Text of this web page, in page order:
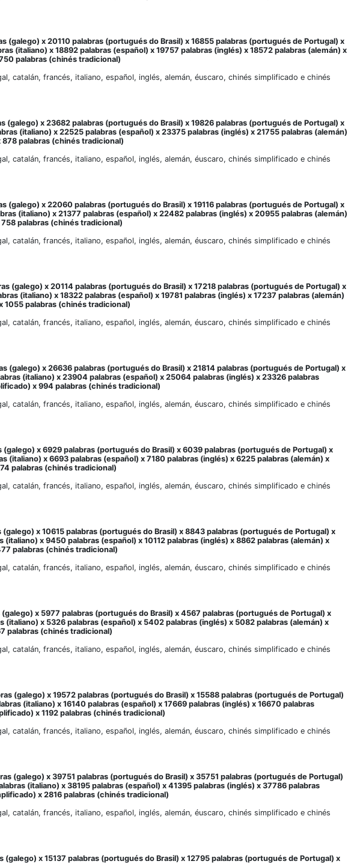
(galego) x 20110 palabras (portugués do Brasil) x 16855 palabras (portugués de Portugal) x
(italiano) x 18892 palabras (español) x 19757 palabras (inglés) x 18572 palabras (alemán) x
palabras (chinés tradicional)
catalán, francés, italiano, español, inglés, alemán, éuscaro, chinés simplificado e chinés
(galego) x 23682 palabras (portugués do Brasil) x 19826 palabras (portugués de Portugal) x
(italiano) x 22525 palabras (español) x 23375 palabras (inglés) x 21755 palabras (alemán)
palabras (chinés tradicional)
catalán, francés, italiano, español, inglés, alemán, éuscaro, chinés simplificado e chinés
(galego) x 22060 palabras (portugués do Brasil) x 19116 palabras (portugués de Portugal) x
(italiano) x 21377 palabras (español) x 22482 palabras (inglés) x 20955 palabras (alemán)
palabras (chinés tradicional)
catalán, francés, italiano, español, inglés, alemán, éuscaro, chinés simplificado e chinés
(galego) x 20114 palabras (portugués do Brasil) x 17218 palabras (portugués de Portugal) x
(italiano) x 18322 palabras (español) x 19781 palabras (inglés) x 17237 palabras (alemán)
1055 palabras (chinés tradicional)
catalán, francés, italiano, español, inglés, alemán, éuscaro, chinés simplificado e chinés
(galego) x 26636 palabras (portugués do Brasil) x 21814 palabras (portugués de Portugal) x
(italiano) x 23904 palabras (español) x 25064 palabras (inglés) x 23326 palabras
x 994 palabras (chinés tradicional)
catalán, francés, italiano, español, inglés, alemán, éuscaro, chinés simplificado e chinés
x 6929 palabras (portugués do Brasil) x 6039 palabras (portugués de Portugal) x
x 6693 palabras (español) x 7180 palabras (inglés) x 6225 palabras (alemán) x
palabras (chinés tradicional)
catalán, francés, italiano, español, inglés, alemán, éuscaro, chinés simplificado e chinés
x 10615 palabras (portugués do Brasil) x 8843 palabras (portugués de Portugal) x
x 9450 palabras (español) x 10112 palabras (inglés) x 8862 palabras (alemán) x
palabras (chinés tradicional)
catalán, francés, italiano, español, inglés, alemán, éuscaro, chinés simplificado e chinés
x 5977 palabras (portugués do Brasil) x 4567 palabras (portugués de Portugal) x
x 5326 palabras (español) x 5402 palabras (inglés) x 5082 palabras (alemán) x
palabras (chinés tradicional)
catalán, francés, italiano, español, inglés, alemán, éuscaro, chinés simplificado e chinés
(galego) x 19572 palabras (portugués do Brasil) x 15588 palabras (portugués de Portugal)
(italiano) x 16140 palabras (español) x 17669 palabras (inglés) x 16670 palabras
x 1192 palabras (chinés tradicional)
catalán, francés, italiano, español, inglés, alemán, éuscaro, chinés simplificado e chinés
(galego) x 39751 palabras (portugués do Brasil) x 35751 palabras (portugués de Portugal)
(italiano) x 38195 palabras (español) x 41395 palabras (inglés) x 37786 palabras
x 2816 palabras (chinés tradicional)
catalán, francés, italiano, español, inglés, alemán, éuscaro, chinés simplificado e chinés
x 15137 palabras (portugués do Brasil) x 12795 palabras (portugués de Portugal) x